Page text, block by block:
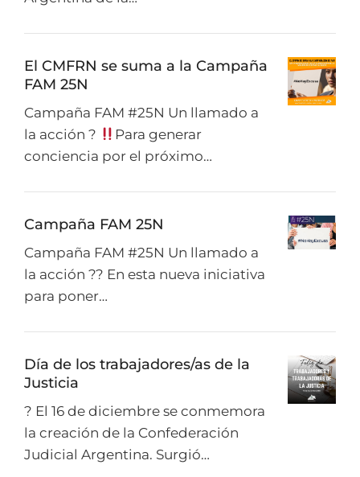
El CMFRN se suma a la Campaña
FAM 25N
Campaña FAM #25N Un llamado a
la acción ?
Para generar
conciencia por el próximo…
Campaña FAM 25N
Campaña FAM #25N Un llamado a
la acción ?? En esta nueva iniciativa
para poner…
Día de los trabajadores/as de la
Justicia
? El 16 de diciembre se conmemora
la creación de la Confederación
Judicial Argentina. Surgió…